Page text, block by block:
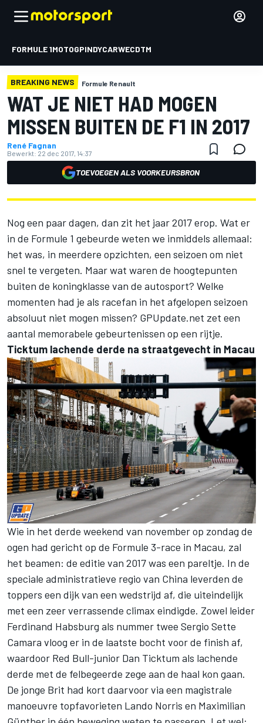
FORMULE 1MOTOGPINDYCARWECDTM
BREAKING NEWS Formule Renault
WAT JE NIET HAD MOGEN
MISSEN BUITEN DE F1 IN 2017
René Fagnan
Bewerkt: 22 dec 2017, 14:37
TOEVOEGEN ALS VOORKEURSBRON
Nog een paar dagen, dan zit het jaar 2017 erop. Wat er
in de Formule 1 gebeurde weten we inmiddels allemaal:
het was, in meerdere opzichten, een seizoen om niet
snel te vergeten. Maar wat waren de hoogtepunten
buiten de koningklasse van de autosport? Welke
momenten had je als racefan in het afgelopen seizoen
absoluut niet mogen missen? GPUpdate.net zet een
aantal memorabele gebeurtenissen op een rijtje.
Ticktum lachende derde na straatgevecht in Macau
Wie in het derde weekend van november op zondag de
ogen had gericht op de Formule 3-race in Macau, zal
het beamen: de editie van 2017 was een pareltje. In de
speciale administratieve regio van China leverden de
toppers een dijk van een wedstrijd af, die uiteindelijk
met een zeer verrassende climax eindigde. Zowel leider
Ferdinand Habsburg als nummer twee Sergio Sette
Camara vloog er in de laatste bocht voor de finish af,
waardoor Red Bull-junior Dan Ticktum als lachende
derde met de felbegeerde zege aan de haal kon gaan.
De jonge Brit had kort daarvoor via een magistrale
manoeuvre topfavorieten Lando Norris en Maximilian